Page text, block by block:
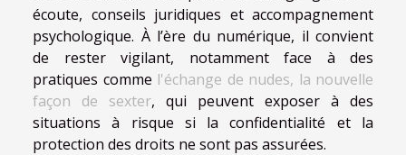
écoute, conseils juridiques et accompagnement
psychologique. À l’ère du numérique, il convient
de rester vigilant, notamment face à des
pratiques comme l'échange de nudes, la nouvelle
façon de sexter, qui peuvent exposer à des
situations à risque si la confidentialité et la
protection des droits ne sont pas assurées.